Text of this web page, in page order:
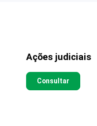
Ações judiciais
Consultar